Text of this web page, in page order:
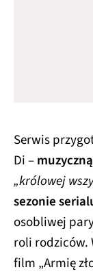
Serwis
Di –
„królowej
sezonie
osobliwej
roli rodziców.
film „Armię